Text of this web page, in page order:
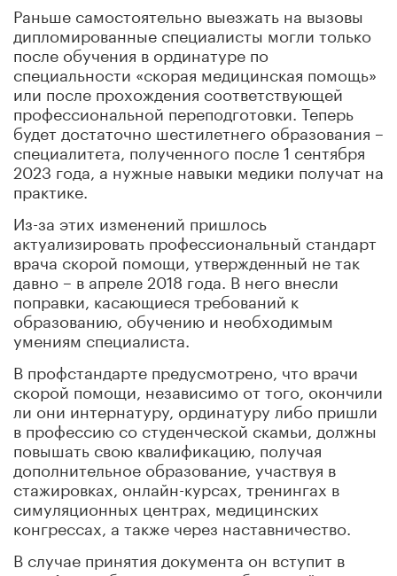
Раньше самостоятельно выезжать на вызовы
дипломированные специалисты могли только
после обучения в ординатуре по
специальности «скорая медицинская помощь»
или после прохождения соответствующей
профессиональной переподготовки. Теперь
будет достаточно шестилетнего образования –
специалитета, полученного после 1 сентября
2023 года, а нужные навыки медики получат на
практике.
Из-за этих изменений пришлось
актуализировать профессиональный стандарт
врача скорой помощи, утвержденный не так
давно – в апреле 2018 года. В него внесли
поправки, касающиеся требований к
образованию, обучению и необходимым
умениям специалиста.
В профстандарте предусмотрено, что врачи
скорой помощи, независимо от того, окончили
ли они интернатуру, ординатуру либо пришли
в профессию со студенческой скамьи, должны
повышать свою квалификацию, получая
дополнительное образование, участвуя в
стажировках, онлайн-курсах, тренингах в
симуляционных центрах, медицинских
конгрессах, а также через наставничество.
В случае принятия документа он вступит в